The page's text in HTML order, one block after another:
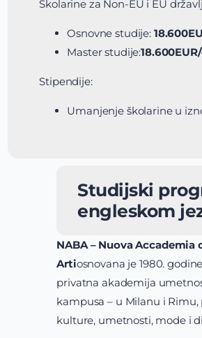
Školarine za Non-EU i EU
Osnovne studije:
Master studije:
Stipendije:
Umanjenje školarine u
Studijski
engleskom
NABA – Nuova Accademia
Artiosnovana je 1980.
privatna akademija
kampusa – u Milanu i
kulture, umetnosti, mode i